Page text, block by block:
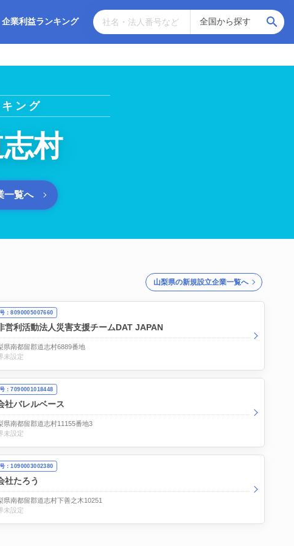
企業利益ランキング
ング
村
一覧へ
山梨県の新規設立企業一覧へ
：8090005007660
営利活動法人災害支援チームDAT JAPAN
県南都留郡道志村6889番地
未設定
：7090001018448
社バレルベース
県南都留郡道志村11155番地3
未設定
：1090003002380
社たろう
県南都留郡道志村下善之木10251
未設定